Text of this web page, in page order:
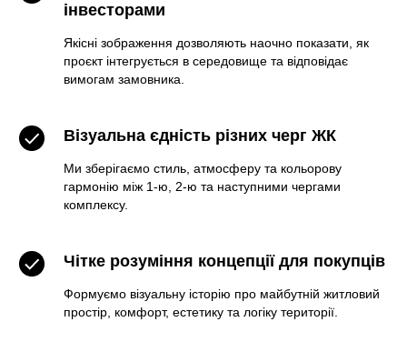
інвесторами
Якісні зображення дозволяють наочно показати, як
проєкт інтегрується в середовище та відповідає
вимогам замовника.
Візуальна єдність різних черг ЖК
Ми зберігаємо стиль, атмосферу та кольорову
гармонію між 1-ю, 2-ю та наступними чергами
комплексу.
Чітке розуміння концепції для покупців
Формуємо візуальну історію про майбутній житловий
простір, комфорт, естетику та логіку території.